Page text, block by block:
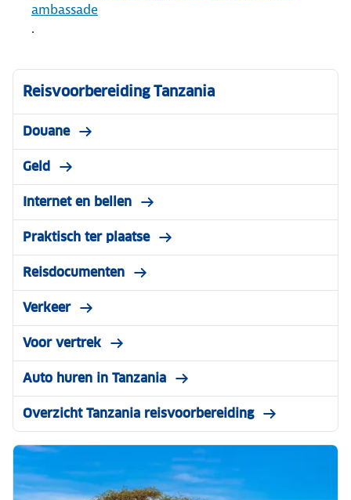
ambassade
.
Reisvoorbereiding Tanzania
Douane
Geld
Internet en bellen
Praktisch ter plaatse
Reisdocumenten
Verkeer
Voor vertrek
Auto huren in Tanzania
Overzicht Tanzania reisvoorbereiding